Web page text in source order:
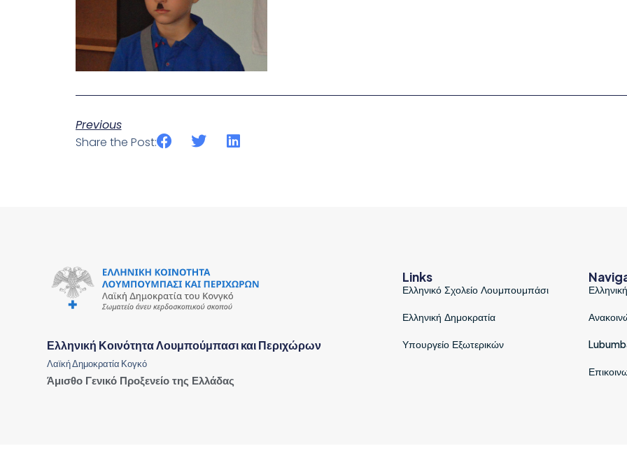
Previous
Share the Post:
Ελληνική Κοινότητα Λουμπούμπασι και Περιχώρων
Λαϊκή Δημοκρατία Κογκό
Άμισθο Γενικό Προξενείο της Ελλάδας
Links
Ελληνικό Σχολείο Λουμπουμπάσι
Ελληνική Δημοκρατία
Υπουργείο Εξωτερικών